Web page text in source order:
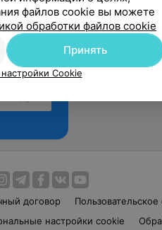
договор
настройки cookie
файлов cookie вы можете
обработки файлов cookie
Принять
Cookie